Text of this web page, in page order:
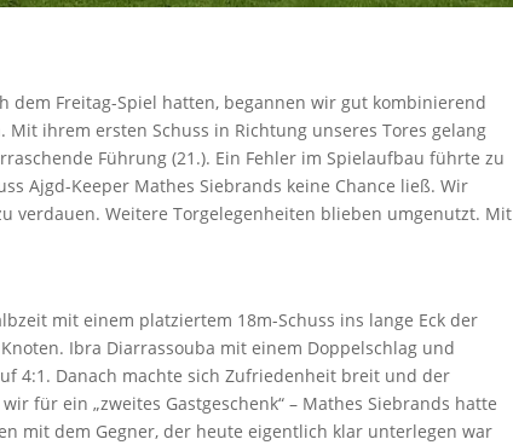
dem Freitag-Spiel hatten, begannen wir gut kombinierend
ihrem ersten Schuss in Richtung unseres Tores gelang
Führung (21.). Ein Fehler im Spielaufbau führte zu
Ajgd-Keeper Mathes Siebrands keine Chance ließ. Wir
verdauen. Weitere Torgelegenheiten blieben umgenutzt. Mit
mit einem platziertem 18m-Schuss ins lange Eck der
Ibra Diarrassouba mit einem Doppelschlag und
4:1. Danach machte sich Zufriedenheit breit und der
für ein „zweites Gastgeschenk“ – Mathes Siebrands hatte
mit dem Gegner, der heute eigentlich klar unterlegen war